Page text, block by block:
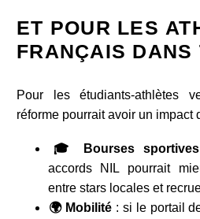
ET POUR LES
FRANÇAIS DANS
Pour les étudiants-athlètes
réforme pourrait avoir un impact
🎓 Bourses sportives
accords NIL pourrait
entre stars locales et
🌍 Mobilité : si le portail